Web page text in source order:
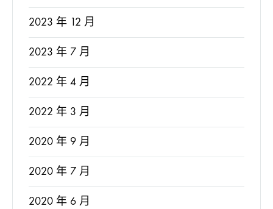
2023 年 12 月
2023 年 7 月
2022 年 4 月
2022 年 3 月
2020 年 9 月
2020 年 7 月
2020 年 6 月